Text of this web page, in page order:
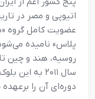
عضویت کامل گروه
روسیه، هند و چین
دوره‌ای آن را